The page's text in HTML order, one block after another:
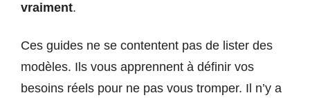
vraiment.
Ces guides ne se contentent pas de lister des
modèles. Ils vous apprennent à définir vos
besoins réels pour ne pas vous tromper. Il n’y a